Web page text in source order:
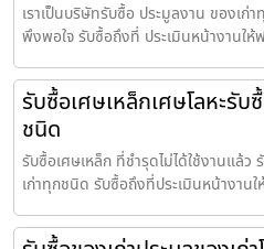
เราเป็นบริษัทรับซื้อ ประมูลงาน ของเ
พึงพอใจ รับซื้อถึงที่ ประเมินหน้างานให้
รับซื้อเศษเหล็กเศษโลหะรับ
ชนิด
รับซื้อเศษเหล็ก ที่ชำรุดไม่ได้ใช้งานแล้ว
เก่าทุกชนิด รับซื้อถึงที่ประเมินหน้างาน